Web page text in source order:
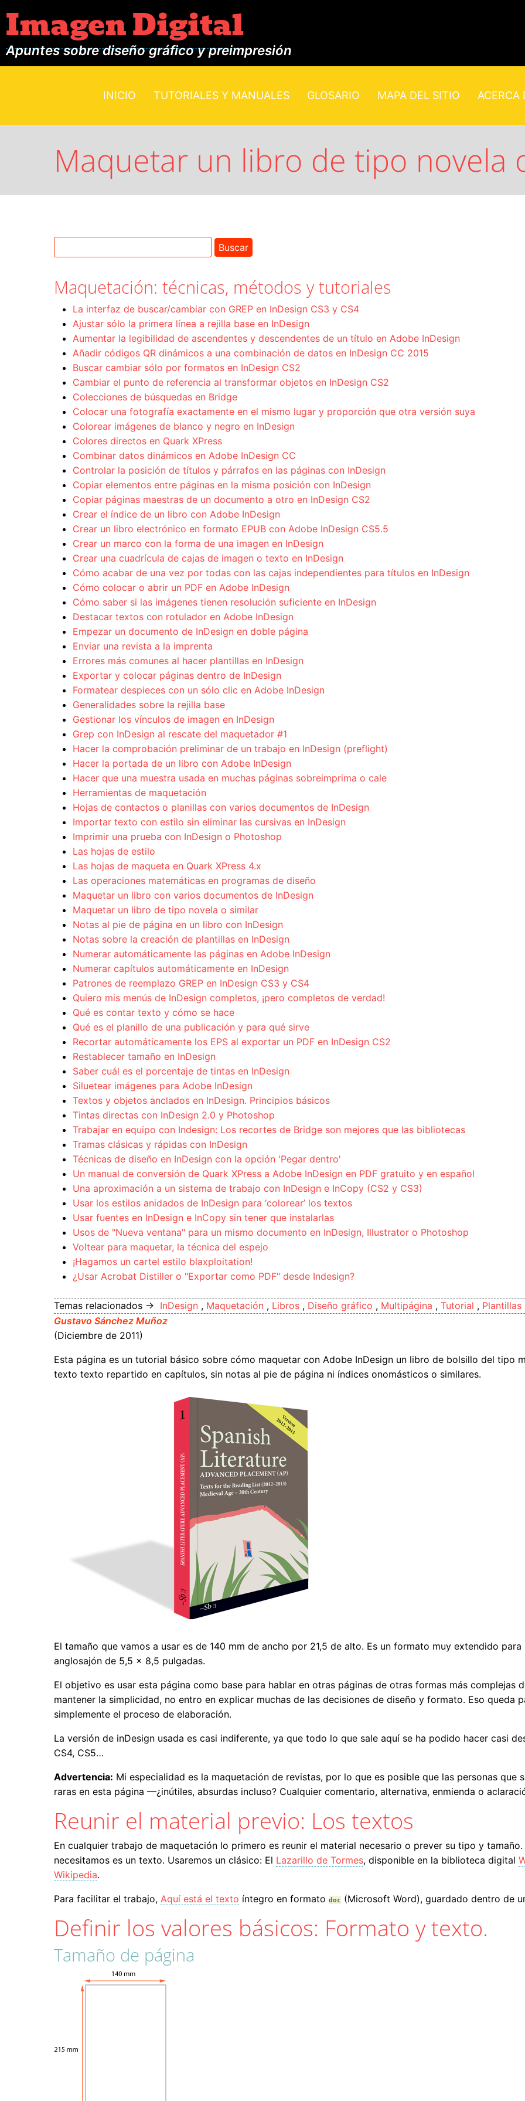
Imagen Digital
Apuntes sobre diseño gráfico y preimpresión
INICIO TUTORIALES Y MANUALES GLOSARIO MAPA DEL SITIO ACERCA
Maquetar un libro de tipo novela
Maquetación: técnicas, métodos y tutoriales
La interfaz de buscar/cambiar con GREP en InDesign CS3 y CS4
Ajustar sólo la primera línea a rejilla base en InDesign
Aumentar la legibilidad de ascendentes y descendentes de un título en Adobe InDesign
Añadir códigos QR dinámicos a una combinación de datos en InDesign CC 2015
Buscar cambiar sólo por formatos en InDesign CS2
Cambiar el punto de referencia al transformar objetos en InDesign CS2
Colecciones de búsquedas en Bridge
Colocar una fotografía exactamente en el mismo lugar y proporción que otra versión suya
Colorear imágenes de blanco y negro en InDesign
Colores directos en Quark XPress
Combinar datos dinámicos en Adobe InDesign CC
Controlar la posición de títulos y párrafos en las páginas con InDesign
Copiar elementos entre páginas en la misma posición con InDesign
Copiar páginas maestras de un documento a otro en InDesign CS2
Crear el índice de un libro con Adobe InDesign
Crear un libro electrónico en formato EPUB con Adobe InDesign CS5.5
Crear un marco con la forma de una imagen en InDesign
Crear una cuadrícula de cajas de imagen o texto en InDesign
Cómo acabar de una vez por todas con las cajas independientes para títulos en InDesign
Cómo colocar o abrir un PDF en Adobe InDesign
Cómo saber si las imágenes tienen resolución suficiente en InDesign
Destacar textos con rotulador en Adobe InDesign
Empezar un documento de InDesign en doble página
Enviar una revista a la imprenta
Errores más comunes al hacer plantillas en InDesign
Exportar y colocar páginas dentro de InDesign
Formatear despieces con un sólo clic en Adobe InDesign
Generalidades sobre la rejilla base
Gestionar los vínculos de imagen en InDesign
Grep con InDesign al rescate del maquetador #1
Hacer la comprobación preliminar de un trabajo en InDesign (preflight)
Hacer la portada de un libro con Adobe InDesign
Hacer que una muestra usada en muchas páginas sobreimprima o cale
Herramientas de maquetación
Hojas de contactos o planillas con varios documentos de InDesign
Importar texto con estilo sin eliminar las cursivas en InDesign
Imprimir una prueba con InDesign o Photoshop
Las hojas de estilo
Las hojas de maqueta en Quark XPress 4.x
Las operaciones matemáticas en programas de diseño
Maquetar un libro con varios documentos de InDesign
Maquetar un libro de tipo novela o similar
Notas al pie de página en un libro con InDesign
Notas sobre la creación de plantillas en InDesign
Numerar automáticamente las páginas en Adobe InDesign
Numerar capítulos automáticamente en InDesign
Patrones de reemplazo GREP en InDesign CS3 y CS4
Quiero mis menús de InDesign completos, ¡pero completos de verdad!
Qué es contar texto y cómo se hace
Qué es el planillo de una publicación y para qué sirve
Recortar automáticamente los EPS al exportar un PDF en InDesign CS2
Restablecer tamaño en InDesign
Saber cuál es el porcentaje de tintas en InDesign
Siluetear imágenes para Adobe InDesign
Textos y objetos anclados en InDesign. Principios básicos
Tintas directas con InDesign 2.0 y Photoshop
Trabajar en equipo con Indesign: Los recortes de Bridge son mejores que las bibliotecas
Tramas clásicas y rápidas con InDesign
Técnicas de diseño en InDesign con la opción 'Pegar dentro'
Un manual de conversión de Quark XPress a Adobe InDesign en PDF gratuito y en español
Una aproximación a un sistema de trabajo con InDesign e InCopy (CS2 y CS3)
Usar los estilos anidados de InDesign para ‘colorear’ los textos
Usar fuentes en InDesign e InCopy sin tener que instalarlas
Usos de "Nueva ventana" para un mismo documento en InDesign, Illustrator o Photoshop
Voltear para maquetar, la técnica del espejo
¡Hagamos un cartel estilo blaxploitation!
¿Usar Acrobat Distiller o "Exportar como PDF" desde Indesign?
Temas relacionados → InDesign , Maquetación , Libros , Diseño gráfico , Multipágina , Tutorial , Plantillas
Gustavo Sánchez Muñoz
(Diciembre de 2011)
Esta página es un tutorial básico sobre cómo maquetar con Adobe InDesign un libro de bolsillo del tipo
texto texto repartido en capítulos, sin notas al pie de página ni índices onomásticos o similares.
El tamaño que vamos a usar es de 140 mm de ancho por 21,5 de alto. Es un formato muy extendido
anglosajón de 5,5 × 8,5 pulgadas.
El objetivo es usar esta página como base para hablar en otras páginas de otras formas más complejas
mantener la simplicidad, no entro en explicar muchas de las decisiones de diseño y formato. Eso queda
simplemente el proceso de elaboración.
La versión de inDesign usada es casi indiferente, ya que todo lo que sale aquí se ha podido hacer casi
CS4, CS5…
Advertencia: Mi especialidad es la maquetación de revistas, por lo que es posible que las personas que
raras en esta página —¿inútiles, absurdas incluso? Cualquier comentario, alternativa, enmienda o
Reunir el material previo: Los textos
En cualquier trabajo de maquetación lo primero es reunir el material necesario o prever su tipo y
necesitamos es un texto. Usaremos un clásico: El Lazarillo de Tormes, disponible en la biblioteca digital
Wikipedia.
Para facilitar el trabajo, Aquí está el texto íntegro en formato doc (Microsoft Word), guardado dentro de
Definir los valores básicos: Formato y texto.
Tamaño de página